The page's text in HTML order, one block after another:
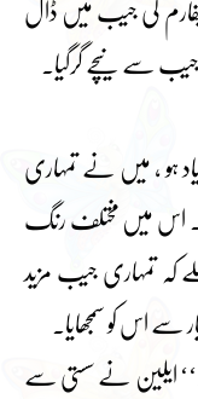
کی جیب میں ڈال
سے نیچے گرگیا۔
ہو ، میں نے تمہاری
اس میں مختلف رنگ
کہ تمہاری جیب مزید
سے اس کو سمجھایا۔
ایلین نے سستی سے